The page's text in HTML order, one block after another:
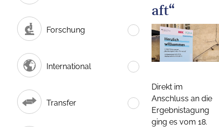
Forschung
International
Transfer
aft“
Direkt im
Anschluss an die
Ergebnistagung
ging es vom 18.